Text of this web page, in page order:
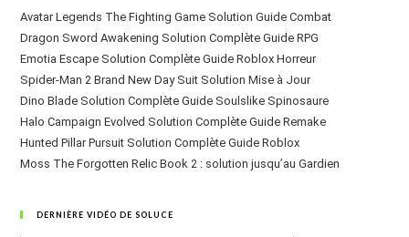
Avatar Legends The Fighting Game Solution Guide Combat
Dragon Sword Awakening Solution Complète Guide RPG
Emotia Escape Solution Complète Guide Roblox Horreur
Spider-Man 2 Brand New Day Suit Solution Mise à Jour
Dino Blade Solution Complète Guide Soulslike Spinosaure
Halo Campaign Evolved Solution Complète Guide Remake
Hunted Pillar Pursuit Solution Complète Guide Roblox
Moss The Forgotten Relic Book 2 : solution jusqu’au Gardien
DERNIÈRE VIDÉO DE SOLUCE